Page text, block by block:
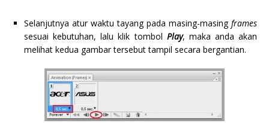
Selanjutnya atur waktu tayang pada masing-masing frames
sesuai kebutuhan, lalu klik tombol Play, maka anda akan
melihat kedua gambar tersebut tampil secara bergantian.